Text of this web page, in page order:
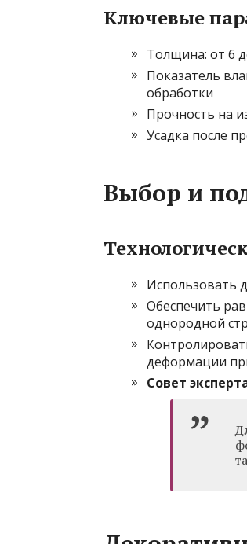
Ключевые
Толщина: от 6
Показатель
обработки
Прочность на
Усадка после
Выбор и
Использовать
Обеспечить
однородной
деформации
Совет